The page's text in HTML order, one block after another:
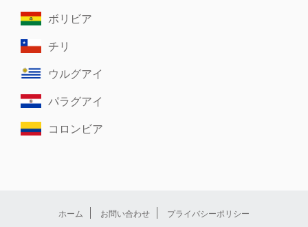
ボリビア
チリ
ウルグアイ
パラグアイ
コロンビア
ホーム お問い合わせ プライバシーポリシー